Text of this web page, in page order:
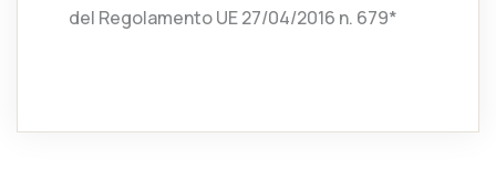
del Regolamento UE 27/04/2016 n. 679*